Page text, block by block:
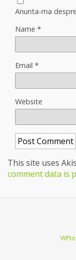
Anunta-ma
Name *
Email *
Website
This site uses
comment data is